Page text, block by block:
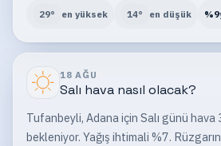
29° en yüksek 14° en düşük %9
18 AĞU
Salı hava nasıl olacak?
Tufanbeyli, Adana için Salı günü hava
bekleniyor. Yağış ihtimali %7.